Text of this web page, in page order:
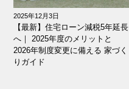
2025年12月3日
【最新】住宅ローン減税5年延長
へ｜ 2025年度のメリットと
2026年制度変更に備える 家づく
りガイド